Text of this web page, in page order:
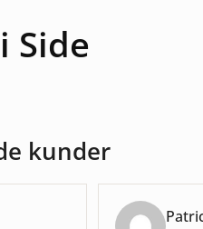
Side
kunder